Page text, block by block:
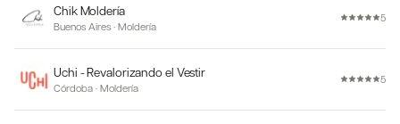
Chik Moldería
Buenos Aires · Moldería
5
Uchi - Revalorizando el Vestir
Córdoba · Moldería
5